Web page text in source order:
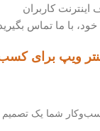
کاربران
تماس بگیرید!
ویپ برای
شما یک تصمیم